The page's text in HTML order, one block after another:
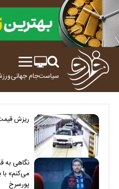
سیاستجام جهانی
ریزش
نگاهی به
می‌کنم» با
پورسرخ